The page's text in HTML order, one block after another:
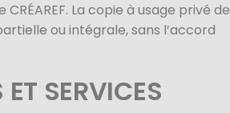
La copie à usage privé de
ou intégrale, sans l’accord
SERVICES